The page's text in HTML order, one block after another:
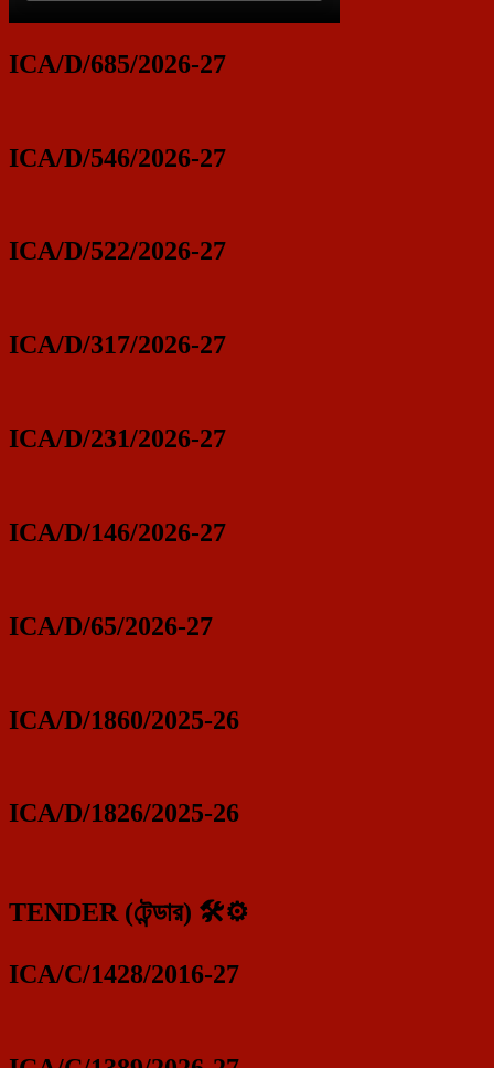
ICA/D/685/2026-27
ICA/D/546/2026-27
ICA/D/522/2026-27
ICA/D/317/2026-27
ICA/D/231/2026-27
ICA/D/146/2026-27
ICA/D/65/2026-27
ICA/D/1860/2025-26
ICA/D/1826/2025-26
TENDER (টেন্ডার) 🛠️⚙️
ICA/C/1428/2016-27